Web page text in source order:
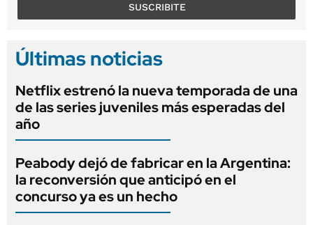
SUSCRIBITE
Últimas noticias
Netflix estrenó la nueva temporada de una
de las series juveniles más esperadas del
año
Peabody dejó de fabricar en la Argentina:
la reconversión que anticipó en el
concurso ya es un hecho